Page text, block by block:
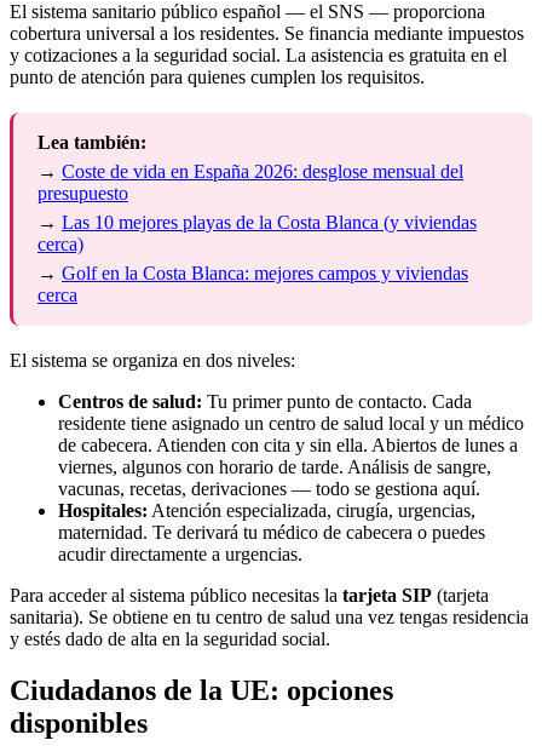
El sistema sanitario público español — el SNS — proporciona
cobertura universal a los residentes. Se financia mediante impuestos
y cotizaciones a la seguridad social. La asistencia es gratuita en el
punto de atención para quienes cumplen los requisitos.
Lea también:
→ Coste de vida en España 2026: desglose mensual del
presupuesto
→ Las 10 mejores playas de la Costa Blanca (y viviendas
cerca)
→ Golf en la Costa Blanca: mejores campos y viviendas
cerca
El sistema se organiza en dos niveles:
Centros de salud: Tu primer punto de contacto. Cada
residente tiene asignado un centro de salud local y un médico
de cabecera. Atienden con cita y sin ella. Abiertos de lunes a
viernes, algunos con horario de tarde. Análisis de sangre,
vacunas, recetas, derivaciones — todo se gestiona aquí.
Hospitales: Atención especializada, cirugía, urgencias,
maternidad. Te derivará tu médico de cabecera o puedes
acudir directamente a urgencias.
Para acceder al sistema público necesitas la tarjeta SIP (tarjeta
sanitaria). Se obtiene en tu centro de salud una vez tengas residencia
y estés dado de alta en la seguridad social.
Ciudadanos de la UE: opciones
disponibles